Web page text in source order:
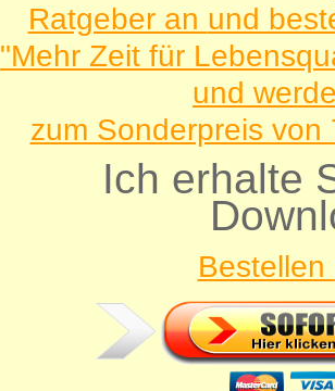
Ratgeber
"Mehr Zeit für
und
zum Sonderpreis
Ich erhalte